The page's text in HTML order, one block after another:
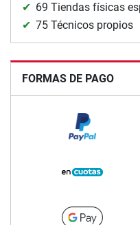
69 Tiendas físicas
75 Técnicos propios
FORMAS DE PAGO